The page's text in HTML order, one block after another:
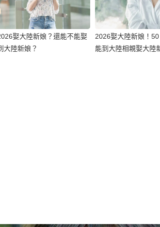
娶大陸新娘？還能不能娶
大陸新娘？
2026娶大陸新娘！
能到大陸相親娶大陸